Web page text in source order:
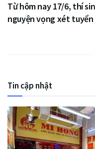
Từ hôm nay 17/6, thí
nguyện vọng xét tuyển
Tin cập nhật